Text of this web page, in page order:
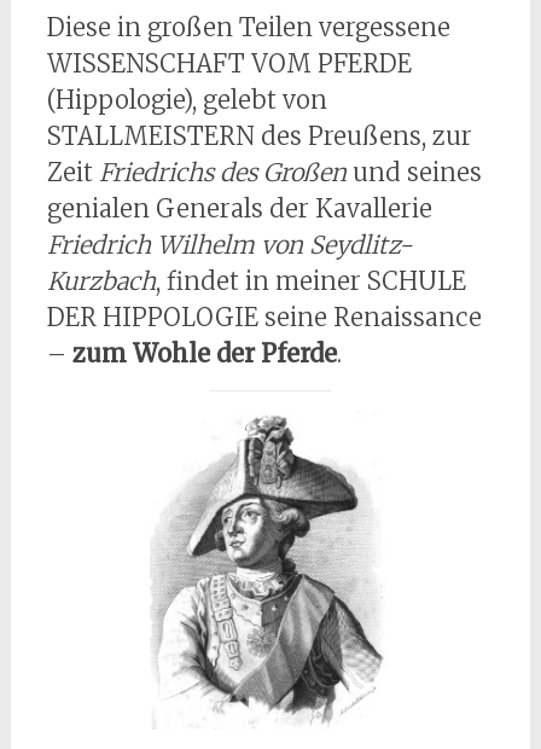
Diese in großen Teilen vergessene
WISSENSCHAFT VOM PFERDE
(Hippologie), gelebt von
STALLMEISTERN des Preußens, zur
Zeit Friedrichs des Großenund seines
genialen Generals der Kavallerie
Friedrich Wilhelm von Seydlitz-
Kurzbach, findet in meiner SCHULE
DER HIPPOLOGIE seine Renaissance
– zum Wohle der Pferde.